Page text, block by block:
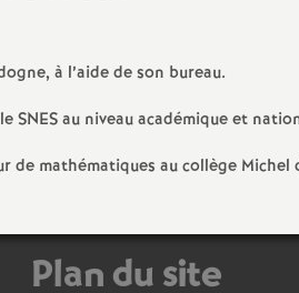
Langues
Education - Vie
à l’aide de son bureau.
au niveau académique et
de mathématiques au collège
Plan du site